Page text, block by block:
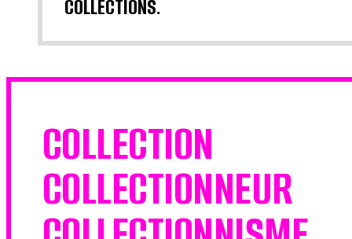
COLLECTIONS.
COLLECTION
COLLECTIONNEUR